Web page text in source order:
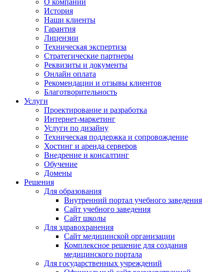
О компании
История
Наши клиенты
Гарантия
Лицензии
Техническая экспертиза
Стратегические партнеры
Реквизиты и документы
Онлайн оплата
Рекомендации и отзывы клиентов
Благотворительность
Услуги
Проектирование и разработка
Интернет-маркетинг
Услуги по дизайну
Техническая поддержка и сопровождение
Хостинг и аренда серверов
Внедрение и консалтинг
Обучение
Домены
Решения
Для образования
Внутренний портал учебного заведения
Сайт учебного заведения
Сайт школы
Для здравохранения
Сайт медицинской организации
Комплексное решение для создания
медицинского портала
Для государственных учреждений